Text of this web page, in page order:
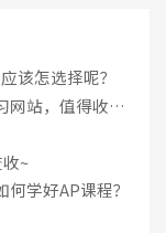
该怎选择呢？
网站，值得收
~
学好AP课程？